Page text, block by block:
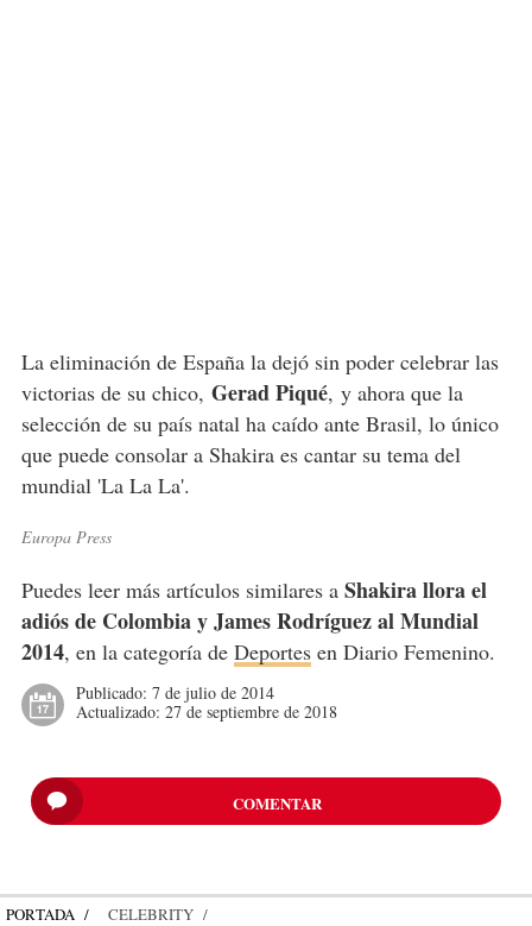
La eliminación de España la dejó sin poder celebrar las
victorias de su chico, Gerad Piqué, y ahora que la
selección de su país natal ha caído ante Brasil, lo único
que puede consolar a Shakira es cantar su tema del
mundial 'La La La'.
Europa Press
Puedes leer más artículos similares a Shakira llora el
adiós de Colombia y James Rodríguez al Mundial
2014, en la categoría de Deportesen Diario Femenino.
Publicado: 7 de julio de 2014
Actualizado: 27 de septiembre de 2018
COMENTAR
PORTADA CELEBRITY